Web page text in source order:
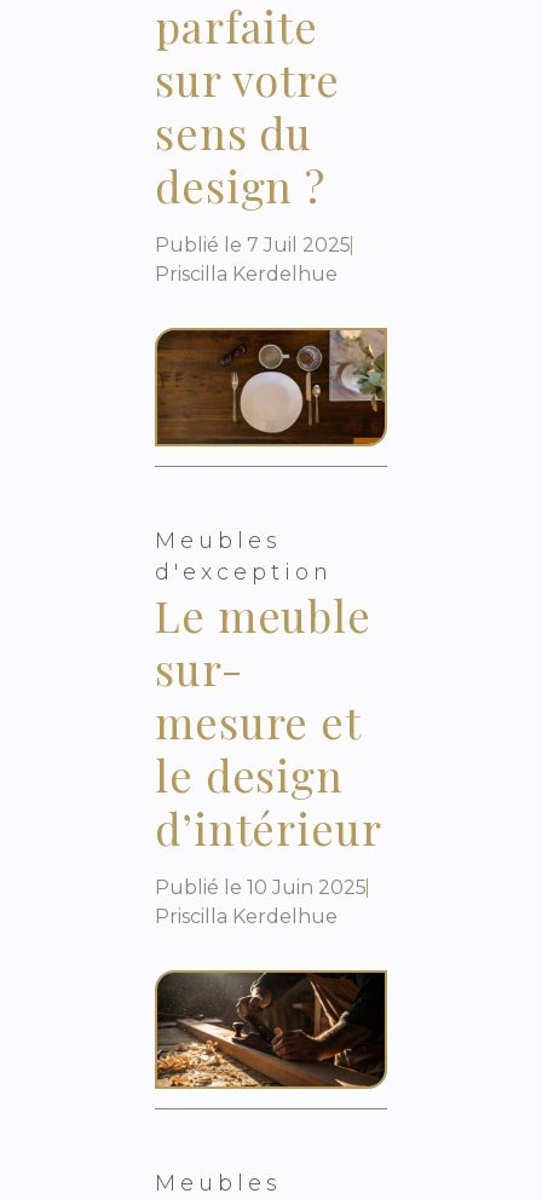
parfaite
sur votre
sens du
design ?
Publié le 7 Juil 2025
Priscilla Kerdelhue
Meubles
d'exception
Le meuble
sur-
mesure et
le design
d’intérieur
Publié le 10 Juin 2025
Priscilla Kerdelhue
Meubles